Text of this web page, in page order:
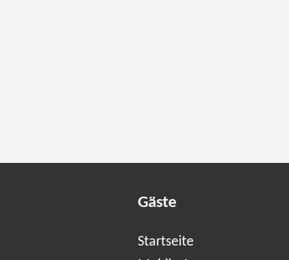
Gäste
Startseite